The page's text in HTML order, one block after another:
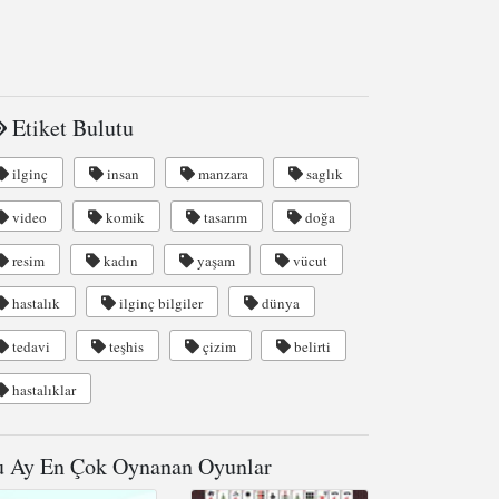
Etiket Bulutu
ilginç insan manzara saglık
video komik tasarım doğa
resim kadın yaşam vücut
hastalık ilginç bilgiler dünya
tedavi teşhis çizim belirti
hastalıklar
Ay En Çok Oynanan Oyunlar